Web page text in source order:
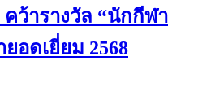
คว้ารางวัล “นักกีฬา
อดเยี่ยม 2568